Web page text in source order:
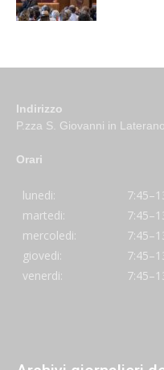
Indirizzo
P.zza S. Giovanni in
Orari
lunedi:
martedi:
mercoledi:
giovedi:
venerdi: